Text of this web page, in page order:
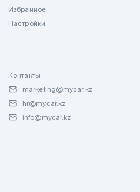
Избранное
Настройки
Контакты
marketing@mycar.kz
hr@mycar.kz
info@mycar.kz